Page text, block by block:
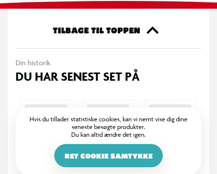
TILBAGE TIL TOPPEN
Din historik
DU HAR SENEST SET PÅ
Hvis du tillader statistiske cookies, kan vi nemt vise dig dine
seneste besøgte produkter.
Du kan altid ændre det igen.
RET COOKIE SAMTYKKE